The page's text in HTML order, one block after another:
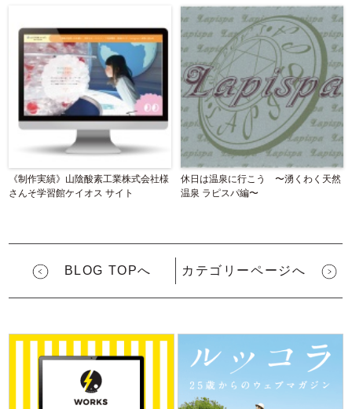
《制作実績》山陰酸素工業株式会社様
さんそ学習館ケイオス サイト
休日は温泉に行こう 〜湧くわく天然
温泉 ラピスパ編〜
BLOG TOPへ カテゴリーページへ